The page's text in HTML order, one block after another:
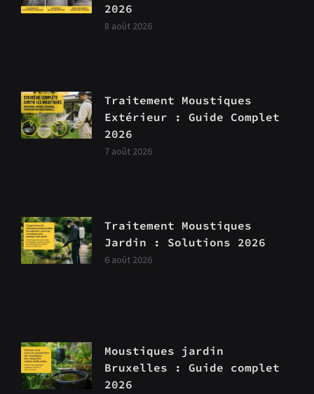
2026
8 août 2026
Traitement Moustiques
Extérieur : Guide Complet
2026
7 août 2026
Traitement Moustiques
Jardin : Solutions 2026
6 août 2026
Moustiques jardin
Bruxelles : Guide complet
2026